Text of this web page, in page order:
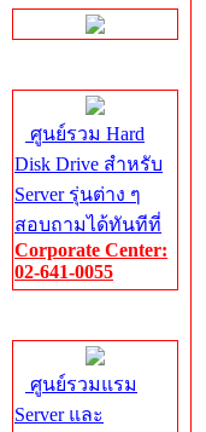
ศูนย์รวม Hard
Disk Drive สำหรับ
Server รุ่นต่าง ๆ
สอบถามได้ทันทีที่
Corporate Center:
02-641-0055
ศูนย์รวมแรม
Server และ